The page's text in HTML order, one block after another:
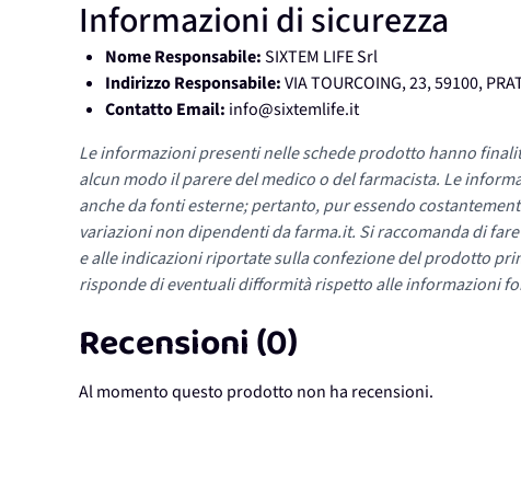
Informazioni di sicurezza
Nome Responsabile:SIXTEM LIFE Srl
Indirizzo Responsabile:VIA TOURCOING, 23, 59100,
Contatto Email: info@sixtemlife.it
Le informazioni presenti nelle schede prodotto hanno
alcun modo il parere del medico o del farmacista. Le
anche da fonti esterne; pertanto, pur essendo
variazioni non dipendenti da farma.it. Si raccomanda di
e alle indicazioni riportate sulla confezione del prodotto
risponde di eventuali difformità rispetto alle informazioni
Recensioni (0)
Al momento questo prodotto non ha recensioni.